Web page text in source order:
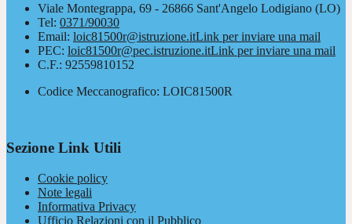
Viale Montegrappa, 69 - 26866 Sant'Angelo Lodigiano (LO)
Tel: 0371/90030
Email: loic81500r@istruzione.itLink per inviare una mail
PEC: loic81500r@pec.istruzione.itLink per inviare una mail
C.F.: 92559810152
Codice Meccanografico: LOIC81500R
Sezione Link Utili
Cookie policy
Note legali
Informativa Privacy
Ufficio Relazioni con il Pubblico